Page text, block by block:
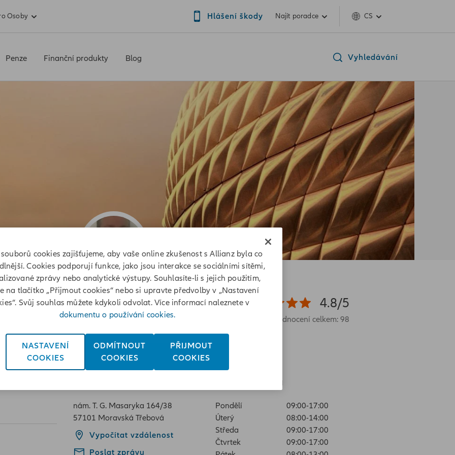
Osoby Hlášení škody Najít poradce CS
Penze Finanční produkty Blog Vyhledávání
T. G. Masaryka 164/38,
4.8/5
Hodnocení celkem: 98
nám. T. G. Masaryka 164/38
57101 Moravská Třebová
Vypočítat vzdálenost
Poslat zprávu
Otevírací doba
Pondělí
09:00-17:00
Úterý
08:00-14:00
Středa
09:00-17:00
Čtvrtek
09:00-17:00
cookies zajišťujeme, aby vaše online zkušenost s Allianz byla co
Cookies podporují funkce, jako jsou interakce se sociálními sítěmi,
zprávy nebo analytické výstupy. Souhlasíte-li s jejich použitím,
na tlačítko „Přijmout cookies“ nebo si upravte předvolby v „Nastavení
Svůj souhlas můžete kdykoli odvolat. Více informací naleznete v
dokumentu o používání cookies.
NASTAVENÍ
COOKIES
ODMÍTNOUT
COOKIES
PŘIJMOUT
COOKIES